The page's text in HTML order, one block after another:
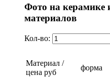
Фото на керамике
материалов
Кол-во:
Материал /
цена руб
форма